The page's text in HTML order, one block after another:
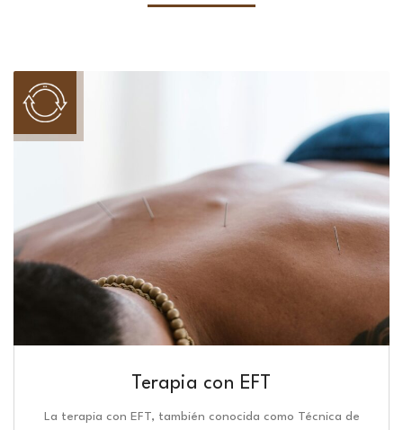
Terapia con EFT
La terapia con EFT, también conocida como Técnica de